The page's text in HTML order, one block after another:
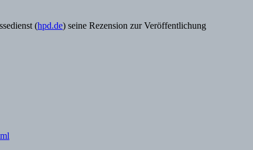
(hpd.de) seine Rezension zur Veröffentlichung